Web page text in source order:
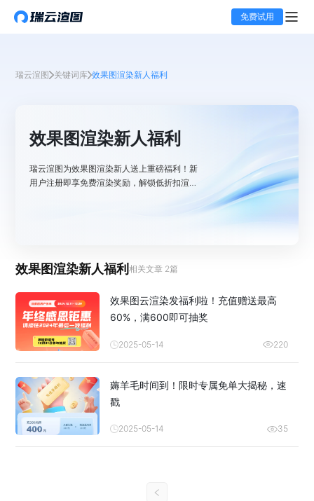
免费试用
瑞云渲图 关键词库 效果图渲染新人福利
效果图渲染新人福利
瑞云渲图为效果图渲染新人送上重磅福利！新
用户注册即享免费渲染奖励，解锁低折扣渲染
效果图渲染新人福利相关文章 2篇
效果图云渲染发福利啦！充值赠送最高
60%，满600即可抽奖
2025-05-14 220
薅羊毛时间到！限时专属免单大揭秘，速
戳
2025-05-14 35